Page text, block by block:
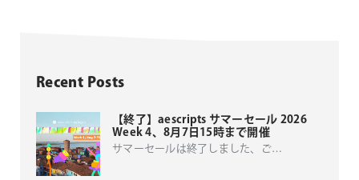
Recent Posts
【終了】aescripts サマーセール 2026
Week 4、8月7日15時まで開催
サマーセールは終了しました、ご…